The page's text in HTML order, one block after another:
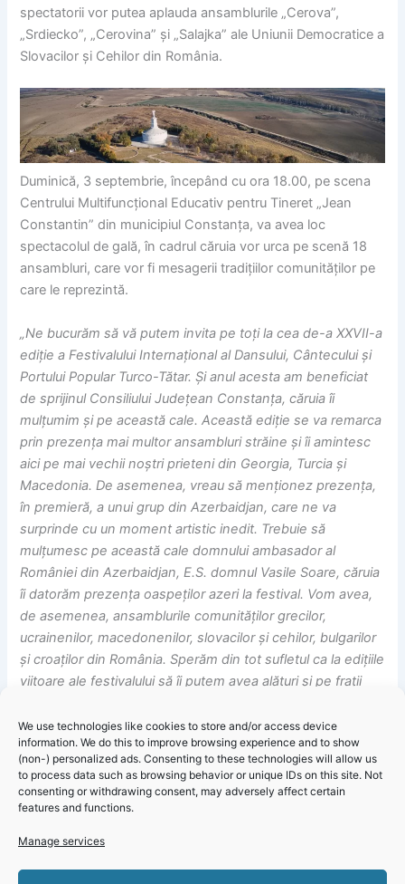
We use technologies like cookies to store and/or access device
information. We do this to improve browsing experience and to show
(non-) personalized ads. Consenting to these technologies will allow us
to process data such as browsing behavior or unique IDs on this site. Not
consenting or withdrawing consent, may adversely affect certain
features and functions.
Manage services
spectatorii vor putea aplauda ansamblurile „Cerova”,
„Srdiecko”, „Cerovina” și „Salajka” ale Uniunii Democratice a
Slovacilor și Cehilor din România.
Duminică, 3 septembrie, începând cu ora 18.00, pe scena
Centrului Multifuncțional Educativ pentru Tineret „Jean
Constantin” din municipiul Constanța, va avea loc
spectacolul de gală, în cadrul căruia vor urca pe scenă 18
ansambluri, care vor fi mesagerii tradițiilor comunităților pe
care le reprezintă.
„Ne bucurăm să vă putem invita pe toți la cea de-a XXVII-a
ediție a Festivalului Internațional al Dansului, Cântecului și
Portului Popular Turco-Tătar. Și anul acesta am beneficiat
de sprijinul Consiliului Județean Constanța, căruia îi
mulțumim și pe această cale. Această ediție se va remarca
prin prezența mai multor ansambluri străine și îi amintesc
aici pe mai vechii noștri prieteni din Georgia, Turcia și
Macedonia. De asemenea, vreau să menționez prezența,
în premieră, a unui grup din Azerbaidjan, care ne va
surprinde cu un moment artistic inedit. Trebuie să
mulțumesc pe această cale domnului ambasador al
României din Azerbaidjan, E.S. domnul Vasile Soare, căruia
îi datorăm prezența oaspeților azeri la festival. Vom avea,
de asemenea, ansamblurile comunităților grecilor,
ucrainenilor, macedonenilor, slovacilor și cehilor, bulgarilor
și croaților din România. Sperăm din tot sufletul ca la edițiile
viitoare ale festivalului să îi putem avea alături și pe frații
președintele UDTTMR.
La conferința de presă de vineri, 1 septembrie, au mai luat
parte și deputatul UDTTMR, Varol Amet, deputatul Uniunii
Democratice a Slovacilor și Cehilor din România, Adrian
Festivalului Dansului, Cântecului și Portului Popular Turco-